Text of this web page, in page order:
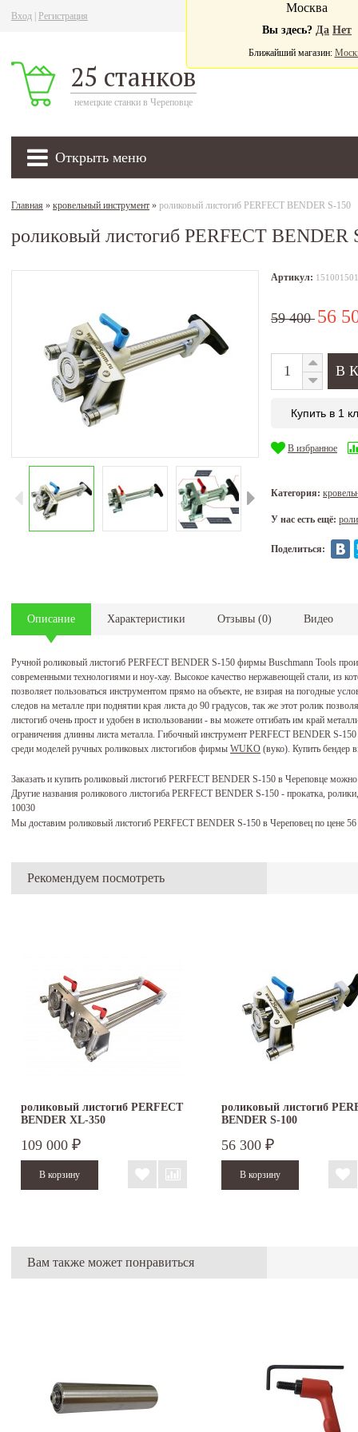
Вход Регистрация
25 станков
немецкие станки в Череповце
Открыть меню
Москва
Вы здесь? Да Нет
Ближайший магазин:
Главная » кровельный инструмент » роликовый листогиб PERFECT BENDER S-150
роликовый листогиб PERFECT BENDER
Артикул: 151001501
59 400 56
Купить в 1
В избранное
Категория:
У нас есть ещё:
Поделиться:
Описание Характеристики Отзывы (0) Видео
Ручной роликовый листогиб PERFECT BENDER S-150 фирмы Buschmann Tools
современными технологиями и ноу-хау. Высокое качество нержавеющей стали, из
позволяет пользоваться инструментом прямо на объекте, не взирая на погодные
следов на металле при поднятии края листа до 90 градусов, так же этот ролик
листогиб очень прост и удобен в использовании - вы можете отгибать им край
ограничения длинны листа металла. Гибочный инструмент PERFECT BENDER S-
среди моделей ручных роликовых листогибов фирмы WUKO (вуко). Купить бендер
Заказать и купить роликовый листогиб PERFECT BENDER S-150 в Череповце
Другие названия роликового листогиба PERFECT BENDER S-150 - прокатка,
10030
Мы доставим роликовый листогиб PERFECT BENDER S-150 в Череповец по цене
Рекомендуем посмотреть
роликовый листогиб PERFECT
BENDER XL-350
109 000 ₽
роликовый листогиб
BENDER S-100
56 300 ₽
Вам также может понравиться